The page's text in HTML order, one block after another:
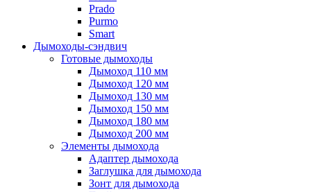
Prado
Purmo
Smart
Дымоходы-сэндвич
Готовые дымоходы
Дымоход 110 мм
Дымоход 120 мм
Дымоход 130 мм
Дымоход 150 мм
Дымоход 180 мм
Дымоход 200 мм
Элементы дымохода
Адаптер дымохода
Заглушка для дымохода
Зонт для дымохода